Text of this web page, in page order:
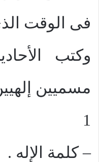
فى الوقت
وكتب
مسميين
1
– كلمة الإله .